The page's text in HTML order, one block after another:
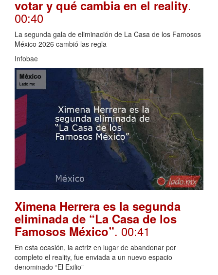
votar y qué cambia en el reality.
00:40
La segunda gala de eliminación de La Casa de los Famosos
México 2026 cambió las regla
Infobae
Ximena Herrera es la segunda
eliminada de “La Casa de los
Famosos México”. 00:41
En esta ocasión, la actriz en lugar de abandonar por
completo el reality, fue enviada a un nuevo espacio
denominado “El Exilio”